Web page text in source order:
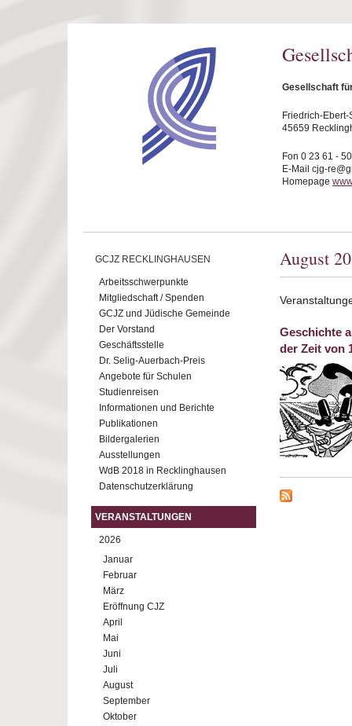
Gesellschaft
Friedrich-Ebert-
45659
Fon 0 23 61 -
E-Mail cjg-
Homepage
GCJZ RECKLINGHAUSEN
Arbeitsschwerpunkte
Mitgliedschaft / Spenden
GCJZ und Jüdische Gemeinde
Der Vorstand
Geschäftsstelle
Dr. Selig-Auerbach-Preis
Angebote für Schulen
Studienreisen
Informationen und Berichte
Publikationen
Bildergalerien
Ausstellungen
WdB 2018 in Recklinghausen
Datenschutzerklärung
VERANSTALTUNGEN
2026
Januar
Februar
März
Eröffnung CJZ
April
Mai
Juni
Juli
August
September
Oktober
August
Geschichte
der Zeit von